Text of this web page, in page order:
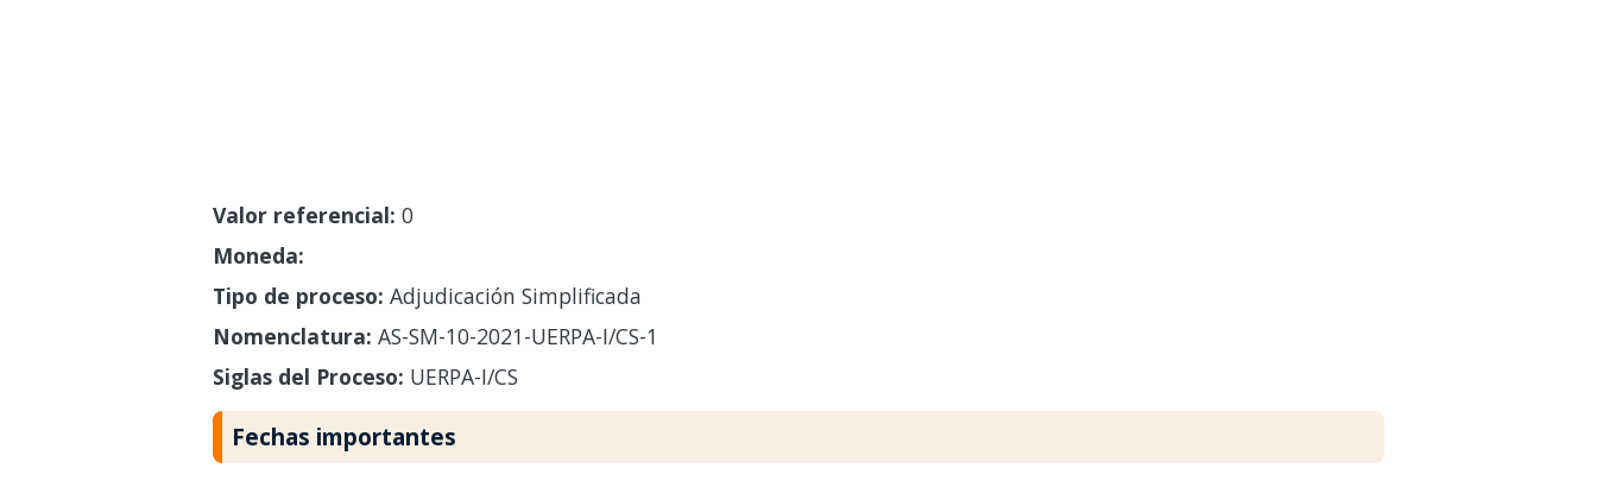
Valor referencial: 0
Moneda:
Tipo de proceso: Adjudicación Simplificada
Nomenclatura: AS-SM-10-2021-UERPA-I/CS-1
Siglas del Proceso: UERPA-I/CS
Fechas importantes